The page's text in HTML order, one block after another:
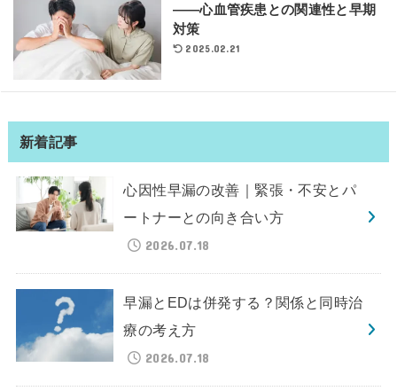
——心血管疾患との関連性と早期
対策
2025.02.21
新着記事
心因性早漏の改善｜緊張・不安とパ
ートナーとの向き合い方
2026.07.18
早漏とEDは併発する？関係と同時治
療の考え方
2026.07.18